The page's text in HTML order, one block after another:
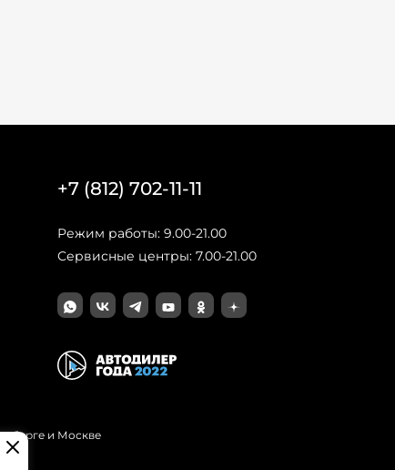
+7 (812) 702-11-11
Режим работы: 9.00-21.00
Сервисные центры: 7.00-21.00
и Москве